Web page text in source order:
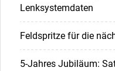
Lenksystemdaten
Feldspritze für die
5-Jahres Jubiläum: